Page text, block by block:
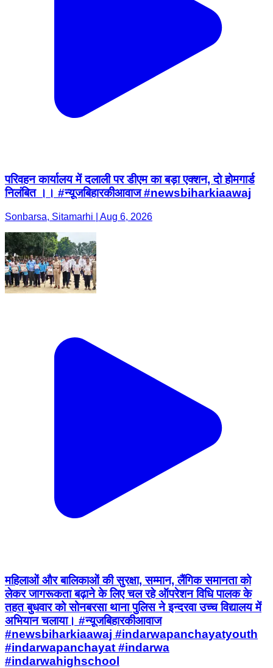
परिवहन कार्यालय में दलाली पर डीएम का बड़ा एक्शन, दो होमगार्ड
निलंबित ।। #न्यू़जबिहारकीआवाज #newsbiharkiaawaj
Sonbarsa, Sitamarhi | Aug 6, 2026
महिलाओं और बालिकाओं की सुरक्षा, सम्मान, लैंगिक समानता को
लेकर जागरूकता बढ़ाने के लिए चल रहे ऑपरेशन विधि पालक के
तहत बुधवार को सोनबरसा थाना पुलिस ने इन्दरवा उच्च विद्यालय में
अभियान चलाया। #न्यू़जबिहारकीआवाज
#newsbiharkiaawaj #indarwapanchayatyouth
#indarwapanchayat #indarwa
#indarwahighschool